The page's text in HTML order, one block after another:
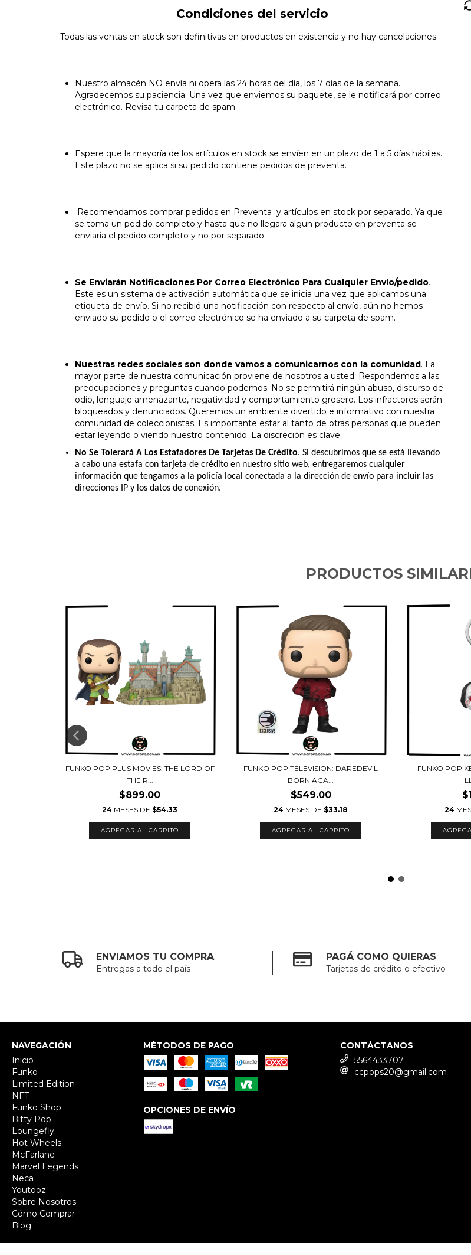
Condiciones del servicio
Todas las ventas en stock son definitivas en productos en existencia y no hay cancelaciones.
Nuestro almacén NO envía ni opera las 24 horas del día, los 7 días de la semana.
Agradecemos su paciencia. Una vez que enviemos su paquete, se le notificará por correo
electrónico. Revisa tu carpeta de spam.
Espere que la mayoría de los artículos en stock se envíen en un plazo de 1 a 5 días hábiles.
Este plazo no se aplica si su pedido contiene pedidos de preventa.
Recomendamos comprar pedidos en Preventa y artículos en stock por separado. Ya que
se toma un pedido completo y hasta que no llegara algun producto en preventa se
enviaria el pedido completo y no por separado.
Se Enviarán Notificaciones Por Correo Electrónico Para Cualquier Envío/pedido.
Este es un sistema de activación automática que se inicia una vez que aplicamos una
etiqueta de envío. Si no recibió una notificación con respecto al envío, aún no hemos
enviado su pedido o el correo electrónico se ha enviado a su carpeta de spam.
Nuestras redes sociales son donde vamos a comunicarnos con la comunidad. La
mayor parte de nuestra comunicación proviene de nosotros a usted. Respondemos a las
preocupaciones y preguntas cuando podemos. No se permitirá ningún abuso, discurso de
odio, lenguaje amenazante, negatividad y comportamiento grosero. Los infractores serán
bloqueados y denunciados. Queremos un ambiente divertido e informativo con nuestra
comunidad de coleccionistas. Es importante estar al tanto de otras personas que pueden
estar leyendo o viendo nuestro contenido. La discreción es clave.
No Se Tolerará A Los Estafadores De Tarjetas De Crédito. Si descubrimos que se está llevando
a cabo una estafa con tarjeta de crédito en nuestro sitio web, entregaremos cualquier
información que tengamos a la policía local conectada a la dirección de envío para incluir las
direcciones IP y los datos de conexión.
PRODUCTOS
FUNKO POP PLUS MOVIES: THE LORD OF
THE R...
$899.00
24 MESES DE $54.33
FUNKO POP TELEVISION: DAREDEVIL
BORN AGA...
$549.00
24 MESES DE $33.18
FUNKO POP
24
ENVIAMOS TU COMPRA
Entregas a todo el país
PAGÁ COMO QUIERAS
Tarjetas de crédito o efectivo
NAVEGACIÓN
Inicio
Funko
Limited Edition
NFT
Funko Shop
Bitty Pop
Loungefly
Hot Wheels
McFarlane
Marvel Legends
Neca
Youtooz
Sobre Nosotros
Cómo Comprar
Blog
MÉTODOS DE PAGO
OPCIONES DE ENVÍO
CONTÁCTANOS
5564433707
ccpops20@gmail.com